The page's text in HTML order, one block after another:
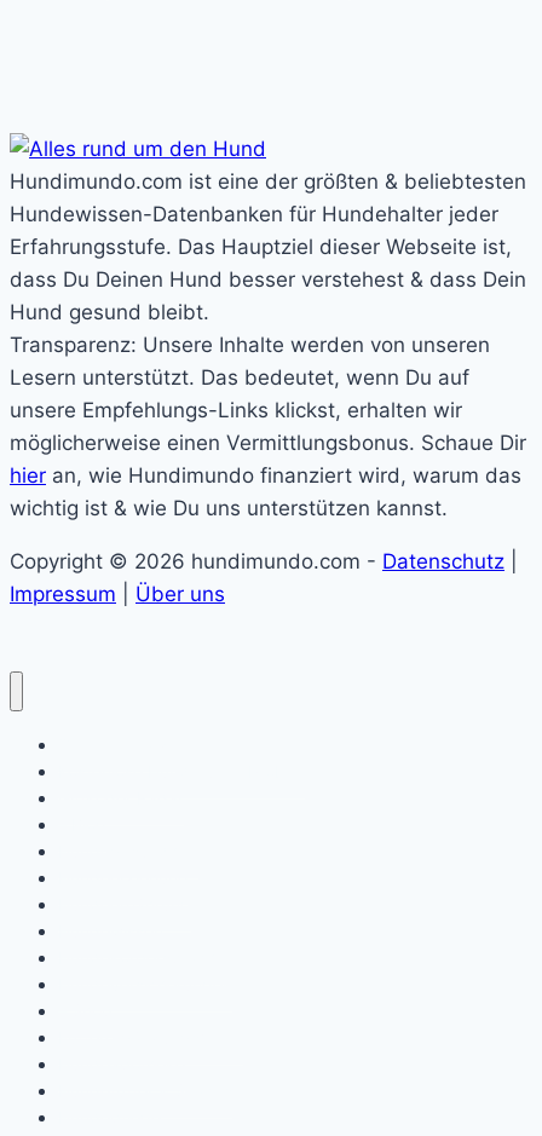
Hundimundo.com ist eine der größten & beliebtesten
Hundewissen-Datenbanken für Hundehalter jeder
Erfahrungsstufe. Das Hauptziel dieser Webseite ist,
dass Du Deinen Hund besser verstehest & dass Dein
Hund gesund bleibt.
Transparenz: Unsere Inhalte werden von unseren
Lesern unterstützt. Das bedeutet, wenn Du auf
unsere Empfehlungs-Links klickst, erhalten wir
möglicherweise einen Vermittlungsbonus. Schaue Dir
hier an, wie Hundimundo finanziert wird, warum das
wichtig ist & wie Du uns unterstützen kannst.
Copyright © 2026 hundimundo.com - Datenschutz
Impressum
Über uns